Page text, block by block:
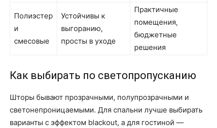
Полиэстер
и
смесовые
Устойчивы к
выгоранию,
просты в уходе
Практичные
помещения,
бюджетные
решения
Как выбирать по светопропусканию
Шторы бывают прозрачными, полупрозрачными и
светонепроницаемыми. Для спальни лучше выбирать
варианты с эффектом blackout, а для гостиной —